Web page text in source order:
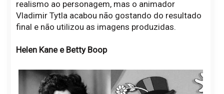
realismo ao personagem, mas o animador
Vladimir Tytla acabou não gostando do resultado
final e não utilizou as imagens produzidas.
Helen Kane e Betty Boop